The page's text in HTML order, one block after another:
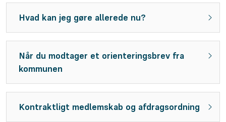
Hvad kan jeg gøre allerede nu?
Når du modtager et orienteringsbrev fra
kommunen
Kontraktligt medlemskab og afdragsordning